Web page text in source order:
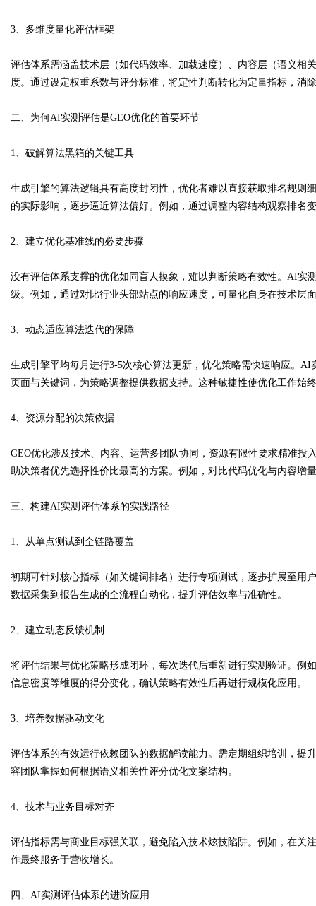
d
3、多维度量化评估框架
评估体系需涵盖技术层（如代码效率、加载速度）、内容层（语义相
度。通过设定权重系数与评分标准，将定性判断转化为定量指标，消
二、为何AI实测评估是GEO优化的首要环节
1、破解算法黑箱的关键工具
生成引擎的算法逻辑具有高度封闭性，优化者难以直接获取排名规
的实际影响，逐步逼近算法偏好。例如，通过调整内容结构观察排名
2、建立优化基准线的必要步骤
没有评估体系支撑的优化如同盲人摸象，难以判断策略有效性。AI实
级。例如，通过对比行业头部站点的响应速度，可量化自身在技术层
3、动态适应算法迭代的保障
生成引擎平均每月进行3-5次核心算法更新，优化策略需快速响应。
页面与关键词，为策略调整提供数据支持。这种敏捷性使优化工作始
4、资源分配的决策依据
GEO优化涉及技术、内容、运营多团队协同，资源有限性要求精准
助决策者优先选择性价比最高的方案。例如，对比代码优化与内容增
三、构建AI实测评估体系的实践路径
1、从单点测试到全链路覆盖
初期可针对核心指标（如关键词排名）进行专项测试，逐步扩展至用
数据采集到报告生成的全流程自动化，提升评估效率与准确性。
2、建立动态反馈机制
将评估结果与优化策略形成闭环，每次迭代后重新进行实测验证。例
信息密度等维度的得分变化，确认策略有效性后再进行规模化应用。
3、培养数据驱动文化
评估体系的有效运行依赖团队的数据解读能力。需定期组织培训，提
容团队掌握如何根据语义相关性评分优化文案结构。
4、技术与业务目标对齐
评估指标需与商业目标强关联，避免陷入技术炫技陷阱。例如，在关
作最终服务于营收增长。
四、AI实测评估体系的进阶应用